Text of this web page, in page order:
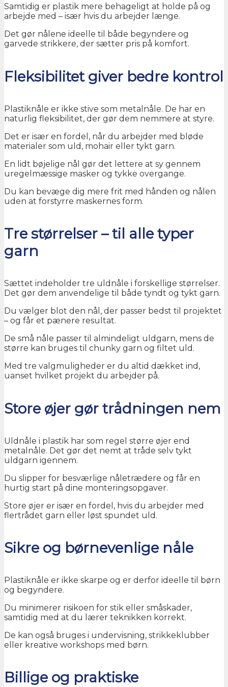
Samtidig er plastik mere behageligt at holde på og
arbejde med – især hvis du arbejder længe.
Det gør nålene ideelle til både begyndere og
garvede strikkere, der sætter pris på komfort.
Fleksibilitet giver bedre kontrol
Plastiknåle er ikke stive som metalnåle. De har en
naturlig fleksibilitet, der gør dem nemmere at styre.
Det er især en fordel, når du arbejder med bløde
materialer som uld, mohair eller tykt garn.
En lidt bøjelige nål gør det lettere at sy gennem
uregelmæssige masker og tykke overgange.
Du kan bevæge dig mere frit med hånden og nålen
uden at forstyrre maskernes form.
Tre størrelser – til alle typer
garn
Sættet indeholder tre uldnåle i forskellige størrelser.
Det gør dem anvendelige til både tyndt og tykt garn.
Du vælger blot den nål, der passer bedst til projektet
– og får et pænere resultat.
De små nåle passer til almindeligt uldgarn, mens de
større kan bruges til chunky garn og filtet uld.
Med tre valgmuligheder er du altid dækket ind,
uanset hvilket projekt du arbejder på.
Store øjer gør trådningen nem
Uldnåle i plastik har som regel større øjer end
metalnåle. Det gør det nemt at tråde selv tykt
uldgarn igennem.
Du slipper for besværlige nåletrædere og får en
hurtig start på dine monteringsopgaver.
Store øjer er især en fordel, hvis du arbejder med
flertrådet garn eller løst spundet uld.
Sikre og børnevenlige nåle
Plastiknåle er ikke skarpe og er derfor ideelle til børn
og begyndere.
Du minimerer risikoen for stik eller småskader,
samtidig med at du lærer teknikken korrekt.
De kan også bruges i undervisning, strikkeklubber
eller kreative workshops med børn.
Billige og praktiske